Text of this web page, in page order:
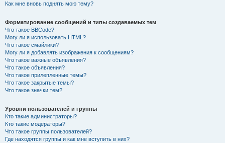
Как мне вновь поднять мою тему?
Форматирование сообщений и типы создаваемых тем
Что такое BBCode?
Могу ли я использовать HTML?
Что такое смайлики?
Могу ли я добавлять изображения к сообщениям?
Что такое важные объявления?
Что такое объявления?
Что такое прилепленные темы?
Что такое закрытые темы?
Что такое значки тем?
Уровни пользователей и группы
Кто такие администраторы?
Кто такие модераторы?
Что такое группы пользователей?
Где находятся группы и как мне вступить в них?